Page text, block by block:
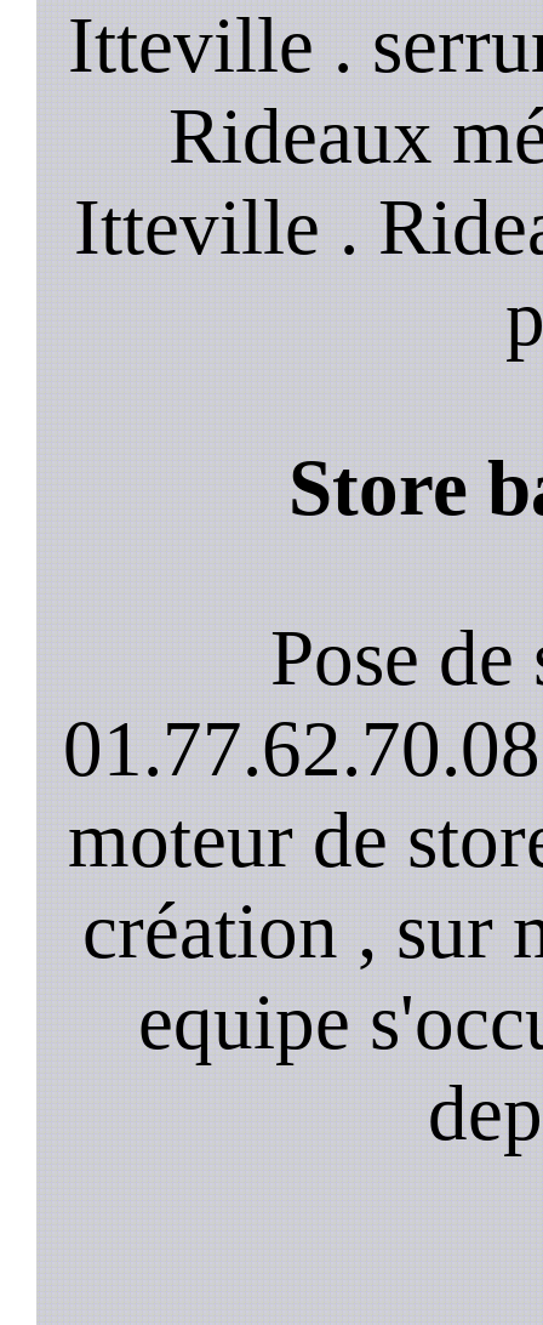
Itteville .
Rideaux
Itteville .
Store
Pose de
moteur de
création , sur
equipe